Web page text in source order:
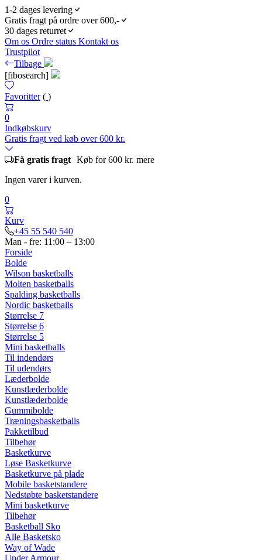
1-2 dages levering
Gratis fragt på ordre over 600,-
30 dages returret
Om os Ordre status Kontakt os
Trustpilot
Tilbage
[fibosearch]
Favoritter( )
0
Indkøbskurv
Gratis fragt ved køb over 600 kr.
Få gratis fragt Køb for 600 kr. mere
Ingen varer i kurven.
0
Kurv
+45 55 540 540
Man - fre: 11:00 – 13:00
Forside
Bolde
Wilson basketballs
Molten basketballs
Spalding basketballs
Nordic basketballs
Størrelse 7
Størrelse 6
Størrelse 5
Mini basketballs
Til indendørs
Til udendørs
Læderbolde
Kunstlæderbolde
Kunstlæderbolde
Gummibolde
Træningsbasketballs
Pakketilbud
Tilbehør
Basketkurve
Løse Basketkurve
Basketkurve på plade
Mobile basketstandere
Nedstøbte basketstandere
Mini basketkurve
Tilbehør
Basketball Sko
Alle Basketsko
Way of Wade
Under Armour